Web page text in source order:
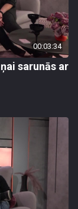
00:03:34
sarunās ar